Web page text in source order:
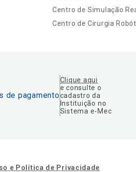
Centro de Simulação
Centro de Cirurgia
de pagamento
Clique aqui
e consulte o
cadastro da
Instituição no
Sistema e-Mec
e Política de Privacidade